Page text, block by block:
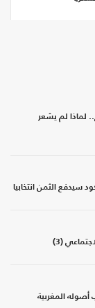
لماذا لم يشعر
سيدفع الثمن انتخابيا
(3)
المغربية